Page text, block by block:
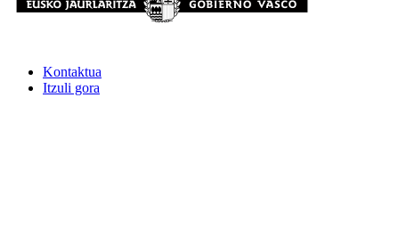
Kontaktua
Itzuli gora